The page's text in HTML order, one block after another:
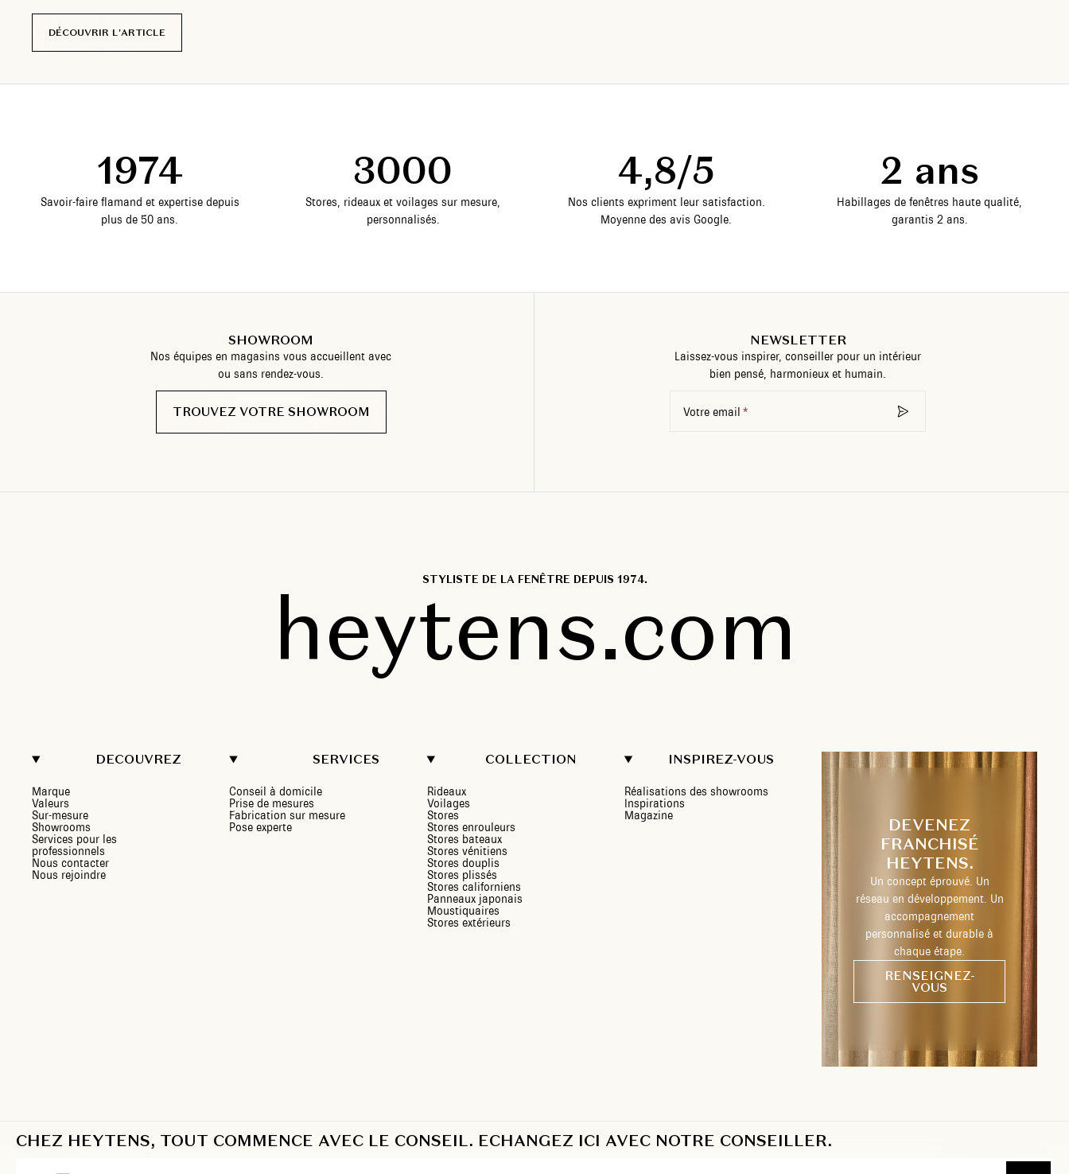
CHEZ HEYTENS, TOUT COMMENCE AVEC LE CONSEIL. ECHANGEZ ICI AVEC NOTRE CONSEILLER.
DÉCOUVRIR L'ARTICLE
1974
Savoir-faire flamand et expertise depuis
plus de 50 ans.
3000
Stores, rideaux et voilages sur mesure,
personnalisés.
4,8/5
Nos clients expriment leur satisfaction.
Moyenne des avis Google.
2 ans
Habillages de fenêtres haute qualité,
garantis 2 ans.
SHOWROOM
Nos équipes en magasins vous accueillent avec
ou sans rendez-vous.
TROUVEZ VOTRE SHOWROOM
NEWSLETTER
Laissez-vous inspirer, conseiller pour un intérieur
bien pensé, harmonieux et humain.
Votre email
STYLISTE DE LA FENÊTRE DEPUIS 1974.
heytens.com
DECOUVREZ
Marque
Valeurs
Sur-mesure
Showrooms
Services pour les
professionnels
Nous contacter
Nous rejoindre
SERVICES
Conseil à domicile
Prise de mesures
Fabrication sur mesure
Pose experte
COLLECTION
Rideaux
Voilages
Stores
Stores enrouleurs
Stores bateaux
Stores vénitiens
Stores douplis
Stores plissés
Stores californiens
Panneaux japonais
Moustiquaires
Stores extérieurs
INSPIREZ-VOUS
Réalisations des showrooms
Inspirations
Magazine
DEVENEZ
FRANCHISÉ
HEYTENS.
Un concept éprouvé. Un
réseau en développement. Un
accompagnement
personnalisé et durable à
chaque étape.
RENSEIGNEZ-
VOUS
FR